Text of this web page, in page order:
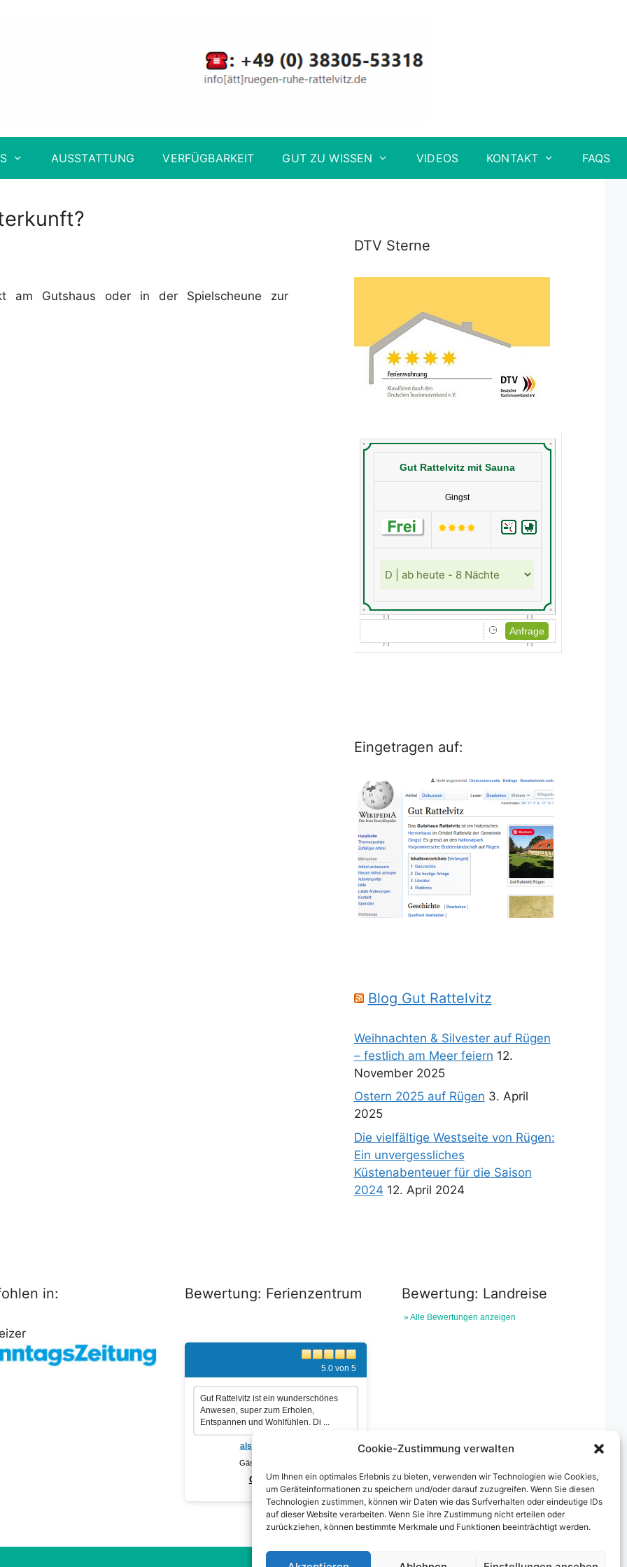
Cookie-Zustimmung verwalten
Um Ihnen ein optimales Erlebnis zu bieten, verwenden wir Technologien wie Cookies,
um Geräteinformationen zu speichern und/oder darauf zuzugreifen. Wenn Sie diesen
Technologien zustimmen, können wir Daten wie das Surfverhalten oder eindeutige IDs
auf dieser Website verarbeiten. Wenn Sie ihre Zustimmung nicht erteilen oder
zurückziehen, können bestimmte Merkmale und Funktionen beeinträchtigt werden.
AUSSTATTUNG VERFÜGBARKEIT GUT ZU WISSEN VIDEOS KONTAKT FAQS
am Gutshaus oder in der Spielscheune zur
DTV Sterne
Gut Rattelvitz mit Sauna
Gingst
Anfrage
Eingetragen auf:
Blog Gut Rattelvitz
Weihnachten & Silvester auf Rügen
– festlich am Meer feiern 12.
November 2025
Ostern 2025 auf Rügen 3. April
2025
Die vielfältige Westseite von Rügen:
Ein unvergessliches
Küstenabenteuer für die Saison
2024 12. April 2024
in: Bewertung: Ferienzentrum
5.0 von 5
Gut Rattelvitz ist ein wunderschönes
Anwesen, super zum Erholen,
Entspannen und Wohlfühlen. Di ...
als Gast bewerten
Gästebuch einsehen:
Gut Rattelvitz
Bewertung: Landreise
» Alle Bewertungen anzeigen